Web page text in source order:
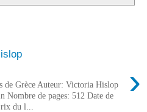
›
de Grèce Auteur: Victoria Hislop
Nombre de pages: 512 Date de
du l...